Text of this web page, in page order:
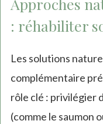
Approches
: réhabiliter
Les solutions
complémentaire
rôle clé : privilégier
(comme le saumon